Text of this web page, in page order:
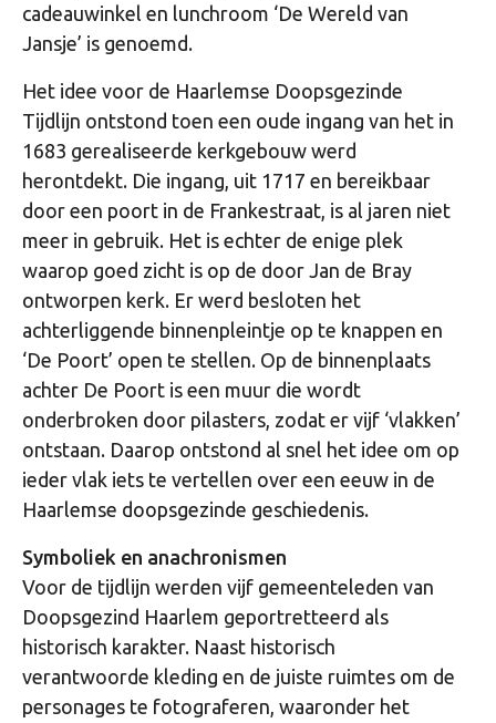
cadeauwinkel en lunchroom ‘De Wereld van
Jansje’ is genoemd.
Het idee voor de Haarlemse Doopsgezinde
Tijdlijn ontstond toen een oude ingang van het in
1683 gerealiseerde kerkgebouw werd
herontdekt. Die ingang, uit 1717 en bereikbaar
door een poort in de Frankestraat, is al jaren niet
meer in gebruik. Het is echter de enige plek
waarop goed zicht is op de door Jan de Bray
ontworpen kerk. Er werd besloten het
achterliggende binnenpleintje op te knappen en
‘De Poort’ open te stellen. Op de binnenplaats
achter De Poort is een muur die wordt
onderbroken door pilasters, zodat er vijf ‘vlakken’
ontstaan. Daarop ontstond al snel het idee om op
ieder vlak iets te vertellen over een eeuw in de
Haarlemse doopsgezinde geschiedenis.
Symboliek en anachronismen
Voor de tijdlijn werden vijf gemeenteleden van
Doopsgezind Haarlem geportretteerd als
historisch karakter. Naast historisch
verantwoorde kleding en de juiste ruimtes om de
personages te fotograferen, waaronder het